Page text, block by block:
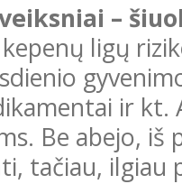
–
ligų
ir kt.
Be abejo, iš
tačiau, ilgiau